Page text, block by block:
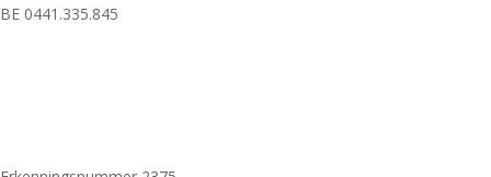
BE 0441.335.845